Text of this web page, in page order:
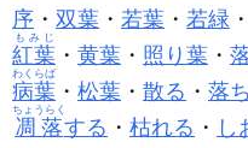
序 ・ 双葉 ・ 若葉 ・ 若緑 ・
紅葉
もみじ
・ 黄葉 ・ 照り葉 ・
病葉
わくらば
・ 松葉 ・ 散る ・ 落
凋落
ちょうらく
する ・ 枯れる ・ し